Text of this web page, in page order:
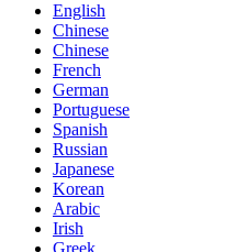
English
Chinese
Chinese
French
German
Portuguese
Spanish
Russian
Japanese
Korean
Arabic
Irish